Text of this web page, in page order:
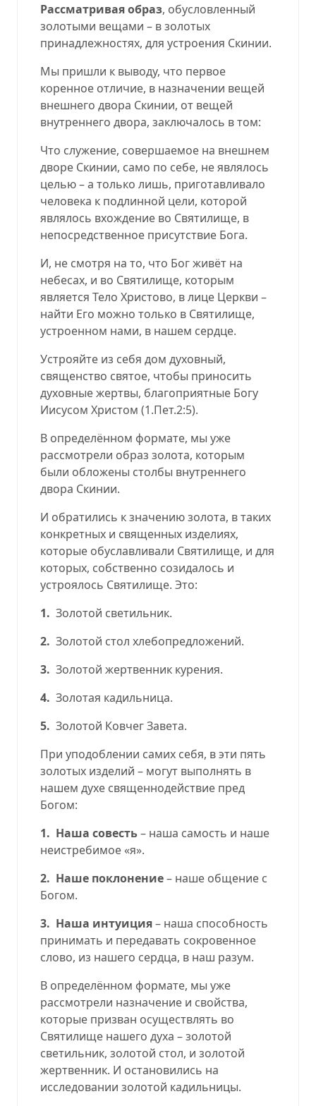
Рассматривая образ, обусловленный
золотыми вещами – в золотых
принадлежностях, для устроения Скинии.
Мы пришли к выводу, что первое
коренное отличие, в назначении вещей
внешнего двора Скинии, от вещей
внутреннего двора, заключалось в том:
Что служение, совершаемое на внешнем
дворе Скинии, само по себе, не являлось
целью – а только лишь, приготавливало
человека к подлинной цели, которой
являлось вхождение во Святилище, в
непосредственное присутствие Бога.
И, не смотря на то, что Бог живёт на
небесах, и во Святилище, которым
является Тело Христово, в лице Церкви –
найти Его можно только в Святилище,
устроенном нами, в нашем сердце.
Устрояйте из себя дом духовный,
священство святое, чтобы приносить
духовные жертвы, благоприятные Богу
Иисусом Христом (1.Пет.2:5).
В определённом формате, мы уже
рассмотрели образ золота, которым
были обложены столбы внутреннего
двора Скинии.
И обратились к значению золота, в таких
конкретных и священных изделиях,
которые обуславливали Святилище, и для
которых, собственно созидалось и
устроялось Святилище. Это:
1. Золотой светильник.
2. Золотой стол хлебопредложений.
3. Золотой жертвенник курения.
4. Золотая кадильница.
5. Золотой Ковчег Завета.
При уподоблении самих себя, в эти пять
золотых изделий – могут выполнять в
нашем духе священнодействие пред
Богом:
1. Наша совесть– наша самость и наше
неистребимое «я».
2. Наше поклонение– наше общение с
Богом.
3. Наша интуиция– наша способность
принимать и передавать сокровенное
слово, из нашего сердца, в наш разум.
В определённом формате, мы уже
рассмотрели назначение и свойства,
которые призван осуществлять во
Святилище нашего духа – золотой
светильник, золотой стол, и золотой
жертвенник. И остановились на
исследовании золотой кадильницы.